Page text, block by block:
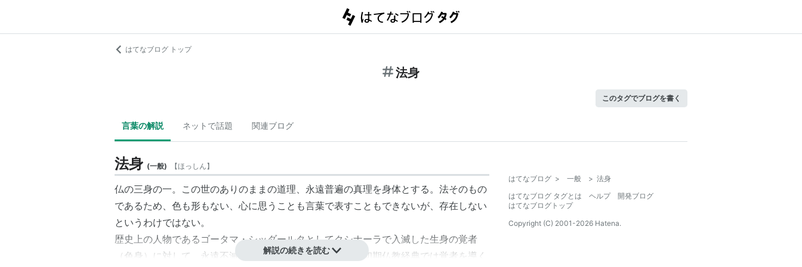
はてなブログ トップ
法身
このタグでブログを書く
言葉の解説 ネットで話題 関連ブログ
法身 (一般) 【ほっしん】
仏の三身の一。この世のありのままの道理、永遠普遍の真理を身体とする。法そのもの
であるため、色も形もない、心に思うことも言葉で表すこともできないが、存在しない
というわけではない。
歴史上の人物であるゴータマ・シッダールタとしてクシナーラで入滅した生身の覚者
（色身）に対して、永遠不滅である仏性を想定した概念。初期仏教経典では覚者を導く
解説の続きを読む
はてなブログ > 一般 > 法身
はてなブログ タグとは
ヘルプ
開発ブログ
はてなブログトップ
Copyright (C) 2001-2026 Hatena.